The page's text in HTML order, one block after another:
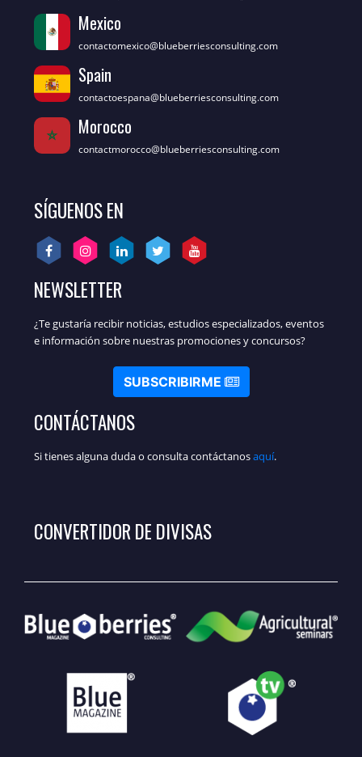
Mexico
contactomexico@blueberriesconsulting.com
Spain
contactoespana@blueberriesconsulting.com
Morocco
contactmorocco@blueberriesconsulting.com
SÍGUENOS EN
NEWSLETTER
¿Te gustaría recibir noticias, estudios especializados, eventos
e información sobre nuestras promociones y concursos?
SUBSCRIBIRME
CONTÁCTANOS
Si tienes alguna duda o consulta contáctanosaquí.
CONVERTIDOR DE DIVISAS